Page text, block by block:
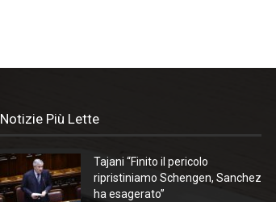
Notizie Più Lette
Tajani “Finito il pericolo
ripristiniamo Schengen, Sanchez
ha esagerato”